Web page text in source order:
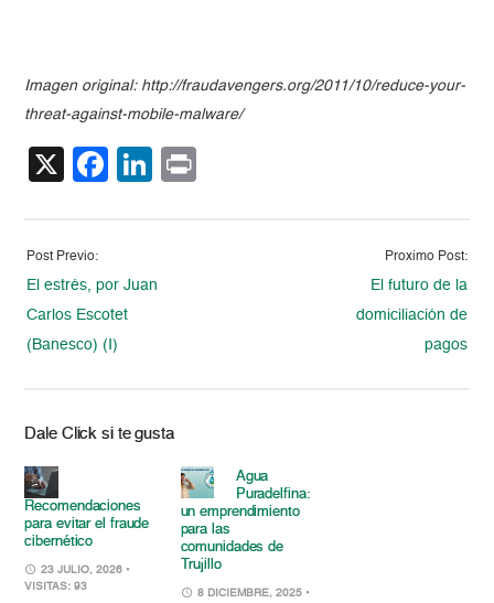
Imagen original: http://fraudavengers.org/2011/10/reduce-your-
threat-against-mobile-malware/
X Facebook
LinkedIn
Post Previo:
El estrés, por Juan
Carlos Escotet
(Banesco) (I)
Proximo Post:
El futuro de la
domiciliación de
pagos
Dale Click si te gusta
Recomendaciones
para evitar el fraude
cibernético
23 JULIO, 2026 •
VISITAS: 93
Agua
Puradelfina:
un emprendimiento
para las
comunidades de
Trujillo
8 DICIEMBRE, 2025 •